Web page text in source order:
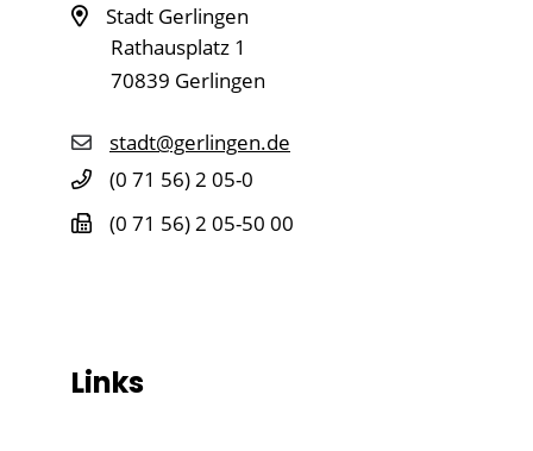
Stadt Gerlingen
Rathausplatz 1
70839 Gerlingen
stadt@gerlingen.de
(0 71 56) 2 05-0
(0 71 56) 2 05-50 00
Links